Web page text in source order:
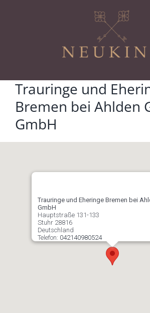
Trauringe und
Bremen bei Ahlden
GmbH
Trauringe und Eheringe Bremen bei
GmbH
Hauptstraße 131-133
Stuhr 28816
Deutschland
Telefon: 042140980524